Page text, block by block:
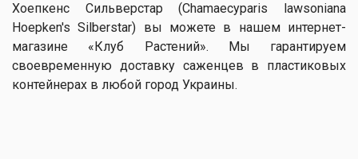
Хоепкенс Сильверстар (Chamaecyparis lawsoniana
Hoepken's Silberstar) вы можете в нашем интернет-
магазине «Клуб Растений». Мы гарантируем
своевременную доставку саженцев в пластиковых
контейнерах в любой город Украины.